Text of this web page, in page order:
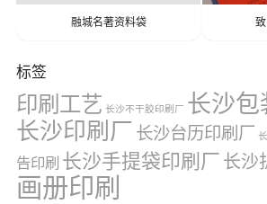
融城名著资料袋
标签
印刷工艺 长沙不干胶印刷厂 长沙包
长沙印刷厂 长沙台历印刷厂
告印刷 长沙手提袋印刷厂 长沙
画册印刷